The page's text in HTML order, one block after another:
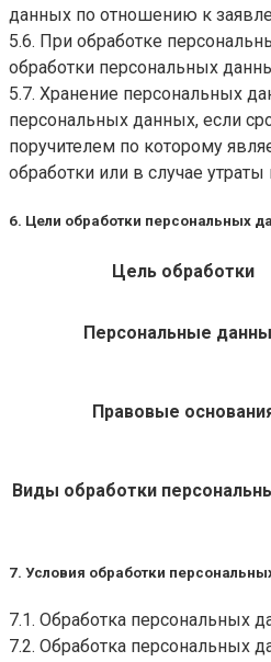
данных по отношению к
5.6. При обработке
обработки персональных
5.7. Хранение персональных
персональных данных, если
поручителем по которому
обработки или в случае
6. Цели обработки персональных
Цель обработки
Персональные
Правовые
Виды обработки
7. Условия обработки
7.1. Обработка персональных
7.2. Обработка персональных